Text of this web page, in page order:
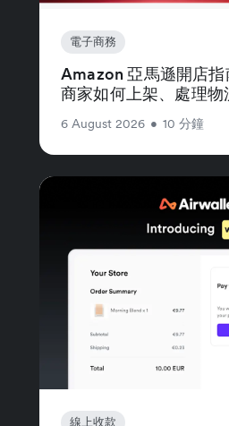
電子商務
Amazon 亞馬遜開店
商家如何上架、處理物
6 August 2026 • 10 分鐘
線上收款